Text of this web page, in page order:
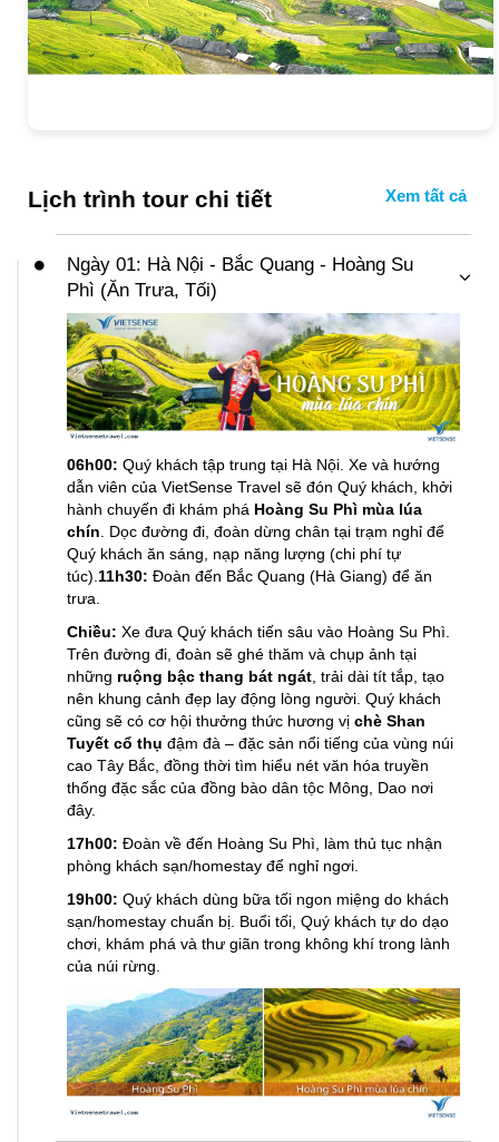
Lịch trình tour chi tiết
Ngày 01: Hà Nội - Bắc Quang - Hoàng Su
Phì (Ăn Trưa, Tối)
06h00: Quý khách tập trung tại Hà Nội. Xe và hướng
dẫn viên của VietSense Travel sẽ đón Quý khách, khởi
hành chuyến đi khám phá Hoàng Su Phì mùa lúa
chín. Dọc đường đi, đoàn dừng chân tại trạm nghỉ để
Quý khách ăn sáng, nạp năng lượng (chi phí tự
túc).11h30: Đoàn đến Bắc Quang (Hà Giang) để ăn
trưa.
Chiều: Xe đưa Quý khách tiến sâu vào Hoàng Su Phì.
Trên đường đi, đoàn sẽ ghé thăm và chụp ảnh tại
những ruộng bậc thang bát ngát, trải dài tít tắp, tạo
nên khung cảnh đẹp lay động lòng người. Quý khách
cũng sẽ có cơ hội thưởng thức hương vị chè Shan
Tuyết cổ thụ đậm đà – đặc sản nổi tiếng của vùng núi
cao Tây Bắc, đồng thời tìm hiểu nét văn hóa truyền
thống đặc sắc của đồng bào dân tộc Mông, Dao nơi
đây.
17h00: Đoàn về đến Hoàng Su Phì, làm thủ tục nhận
phòng khách sạn/homestay để nghỉ ngơi.
19h00: Quý khách dùng bữa tối ngon miệng do khách
sạn/homestay chuẩn bị. Buổi tối, Quý khách tự do dạo
chơi, khám phá và thư giãn trong không khí trong lành
của núi rừng.